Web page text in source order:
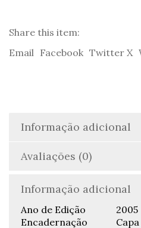
Inspirada
Share this item:
Email Facebook Twitter X
Informação adicional
Avaliações (0)
Informação adicional
Ano de Edição
2005
Encadernação